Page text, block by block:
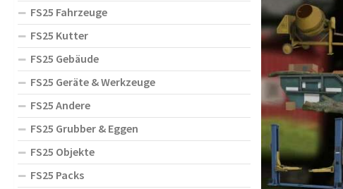
FS25 Fahrzeuge
FS25 Kutter
FS25 Gebäude
FS25 Geräte & Werkzeuge
FS25 Andere
FS25 Grubber & Eggen
FS25 Objekte
FS25 Packs